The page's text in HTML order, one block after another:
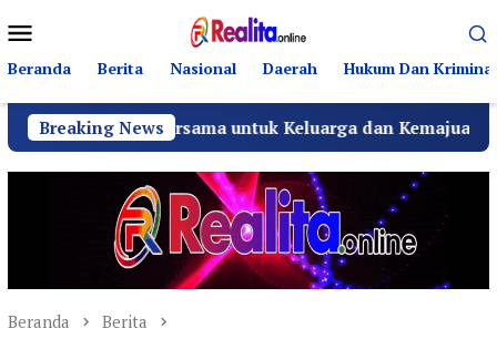
ke
kontenMobile
Beranda Berita Nasional Daerah Hukum Dan Kriminal
Breaking News
untuk Keluarga dan Kemajuan Desa
Beranda Berita